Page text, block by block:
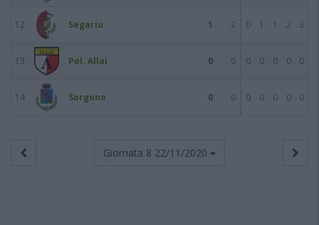
12 Segariu 1 2 0 1 1 2 3
13 Pol. Allai 0 0 0 0 0 0 0
14 Sorgono 0 0 0 0 0 0 0
Giornata 8 22/11/2020